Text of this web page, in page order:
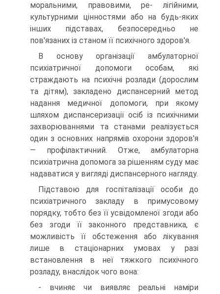
моральними, правовими, ре- лігійними,
культурними цінностями або на будь-яких
інших підставах, безпосередньо не
пов'язаних із станом її психічного здоров'я.
В основу організації амбулаторної
психіатричної допомоги особам, які
страждають на психічні розлади (дорослим
та дітям), закладено диспансерний метод
надання медичної допомоги, при якому
шляхом диспансеризації осіб із психічними
захворюваннями та станами реа­лізується
один з основних напрямів охорони здоров'я
— профілактич­ний. Отже, амбулаторна
психіатрична допомога за рішенням суду має
надаватися у вигляді диспансерного нагляду.
Підставою для госпіталізації особи до
психіатричного закладу в примусовому
порядку, тобто без її усвідомленої згоди або
без згоди її законного представника, є
можливість її обстеження або лікування
лише в стаціонарних умовах у разі
встановлення в неї тяжкого психіч­ного
розладу, внаслідок чого вона:
- вчиняє чи виявляє реальні наміри